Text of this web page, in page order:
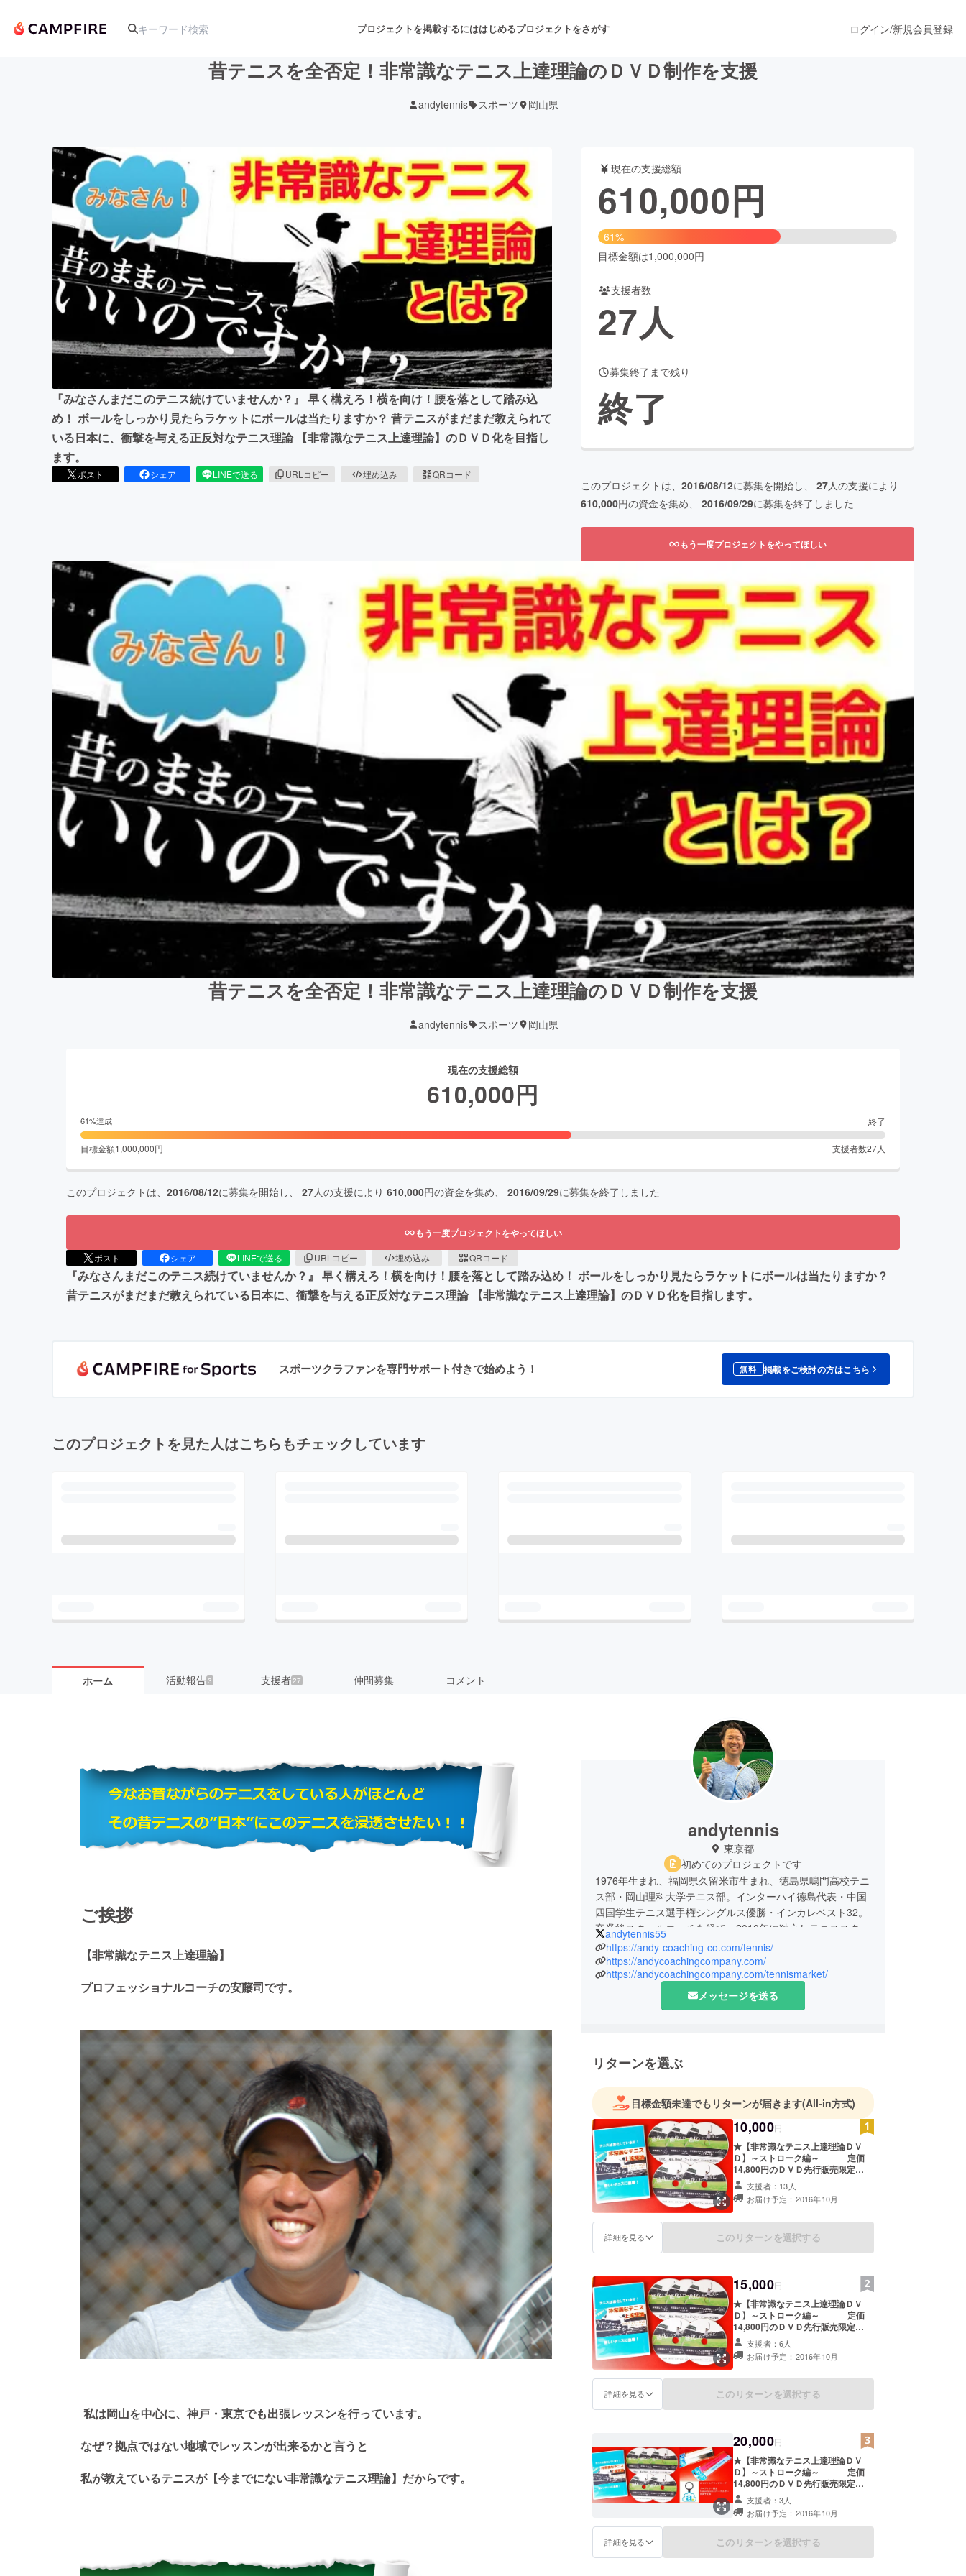
プロジェクトを掲載するにははじめるプロジェクトをさがす
アート・写真 音楽 舞台・パフォーマンス
テクノロジー・ガジェット ゲーム・サービス開発 ファッション
映像・映画 書籍・雑誌出版 アニメ・漫画
ビジネス・起業 チャレンジ ビューティー・ヘルスケア
まちづくり・地域活性化
CAMPFIRE for Social GoodCAMPFIRE Creation
CAMPFIREふるさと納税machi-yaコミュニティ
ログイン/新規会員登録
昔テニスを全否定！非常識なテニス上達理論のＤＶＤ制作を支援
andytennis スポーツ 岡山県
『みなさんまだこのテニス続けていませんか？』 早く構えろ！横を向け！腰を落として踏み込
め！ ボールをしっかり見たらラケットにボールは当たりますか？ 昔テニスがまだまだ教えられて
いる日本に、衝撃を与える正反対なテニス理論 【非常識なテニス上達理論】のＤＶＤ化を目指し
ます。
ポスト シェア LINEで送る URLコピー 埋め込み QRコード
現在の支援総額
610,000円
61%
目標金額は1,000,000円
支援者数
27人
募集終了まで残り
終了
このプロジェクトは、 2016/08/12に募集を開始し、 27人の支援により
610,000円の資金を集め、 2016/09/29に募集を終了しました
もう一度プロジェクトをやってほしい
昔テニスを全否定！非常識なテニス上達理論のＤＶＤ制作を支援
andytennis スポーツ 岡山県
現在の支援総額
610,000円
61%達成 終了
目標金額1,000,000円 支援者数27人
このプロジェクトは、 2016/08/12に募集を開始し、 27人の支援により 610,000円の資金を集め、 2016/09/29に募集を終了しました
もう一度プロジェクトをやってほしい
ポスト シェア LINEで送る URLコピー 埋め込み QRコード
『みなさんまだこのテニス続けていませんか？』 早く構えろ！横を向け！腰を落として踏み込め！ ボールをしっかり見たらラケットにボールは当たりますか？
昔テニスがまだまだ教えられている日本に、衝撃を与える正反対なテニス理論 【非常識なテニス上達理論】のＤＶＤ化を目指します。
スポーツクラファンを専門サポート付きで始めよう！ 無料 掲載をご検討の方はこちら
このプロジェクトを見た人はこちらもチェックしています
ホーム 活動報告3 支援者 27 仲間募集 コメント
ご挨拶
【非常識なテニス上達理論】
プロフェッショナルコーチの安藤司です。
私は岡山を中心に、神戸・東京でも出張レッスンを行っています。
なぜ？拠点ではない地域でレッスンが出来るかと言うと
私が教えているテニスが【今までにない非常識なテニス理論】だからです。
andytennis
東京都
初めてのプロジェクトです
1976年生まれ、福岡県久留米市生まれ、徳島県鳴門高校テニ
ス部・岡山理科大学テニス部。インターハイ徳島代表・中国
四国学生テニス選手権シングルス優勝・インカレベスト32。
卒業後スクールコーチを経て、2010年に独立しテニススクー
ルandytennisを開校。拠点を東京に移し、Youtubeチャンネ
ル『非常識なテニス上達理論』を配信中。
Youtubeコラボからのプロテニス選手のサポートイベントを
andytennis55
https://andy-coaching-co.com/tennis/
https://andycoachingcompany.com/
https://andycoachingcompany.com/tennismarket/
メッセージを送る
リターンを選ぶ
目標金額未達でもリターンが届きます(All-in方式)
10,000円
★【非常識なテニス上達理論ＤＶ
Ｄ】～ストローク編～ 定価
14,800円のＤＶＤ先行販売限定
38％offの 10,000円での購入
支援者：13人
お届け予定：2016年10月
詳細を見る このリターンを選択する
15,000円
★【非常識なテニス上達理論ＤＶ
Ｄ】～ストローク編～ 定価
14,800円のＤＶＤ先行販売限定
38％offの 10,000円での購入
★有料メールマガジン(3,240円／
月)2か月分の配信 スクールメルマ
＆補足動画を閲覧出来ます。
支援者：6人
お届け予定：2016年10月
詳細を見る このリターンを選択する
20,000円
★【非常識なテニス上達理論ＤＶ
Ｄ】～ストローク編～ 定価
14,800円のＤＶＤ先行販売限定
38％offの 10,000円での購入
★andytennisロゴマークキーホル
ダー[プロジェクト限定非売品] ★有
料メールマガジン(3,240円／月)3か
月分の配信 スクールメルマガ会員
支援者：3人
お届け予定：2016年10月
詳細を見る このリターンを選択する